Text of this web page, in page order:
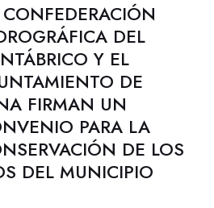
DEL
Y EL
DE
FIRMAN UN
PARA LA
DE LOS
DEL MUNICIPIO